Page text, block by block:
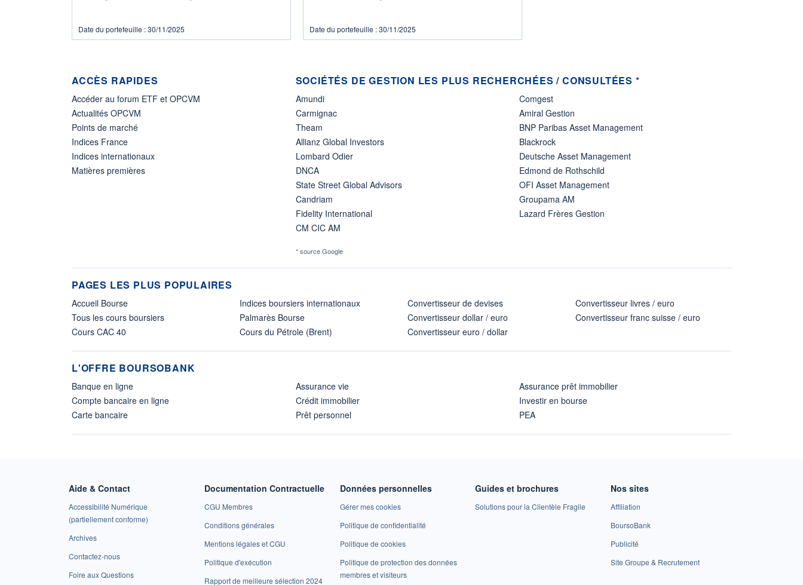
Date du portefeuille : 30/11/2025 Date du portefeuille : 30/11/2025
ACCÈS RAPIDES
Accéder au forum ETF et OPCVM
Actualités OPCVM
Points de marché
Indices France
Indices internationaux
Matières premières
SOCIÉTÉS DE GESTION LES PLUS RECHERCHÉES / CONSULTÉES *
Amundi
Carmignac
Theam
Allianz Global Investors
Lombard Odier
DNCA
State Street Global Advisors
Candriam
Fidelity International
CM CIC AM
Comgest
Amiral Gestion
BNP Paribas Asset Management
Blackrock
Deutsche Asset Management
Edmond de Rothschild
OFI Asset Management
Groupama AM
Lazard Frères Gestion
* source Google
PAGES LES PLUS POPULAIRES
Accueil Bourse
Tous les cours boursiers
Cours CAC 40
Indices boursiers internationaux
Palmarès Bourse
Cours du Pétrole (Brent)
Convertisseur de devises
Convertisseur dollar / euro
Convertisseur euro / dollar
Convertisseur livres / euro
Convertisseur franc suisse / euro
L'OFFRE BOURSOBANK
Banque en ligne
Compte bancaire en ligne
Carte bancaire
Assurance vie
Crédit immobilier
Prêt personnel
Assurance prêt immobilier
Investir en bourse
PEA
Aide & Contact
Accessibilité Numérique
(partiellement conforme)
Archives
Contactez-nous
Foire aux Questions
Documentation Contractuelle
CGU Membres
Conditions générales
Mentions légales et CGU
Politique d'exécution
Rapport de meilleure sélection 2024
Données personnelles
Gérer mes cookies
Politique de confidentialité
Politique de cookies
Politique de protection des données
membres et visiteurs
Guides et brochures
Solutions pour la Clientèle Fragile
Nos sites
Affiliation
BoursoBank
Publicité
Site Groupe & Recrutement